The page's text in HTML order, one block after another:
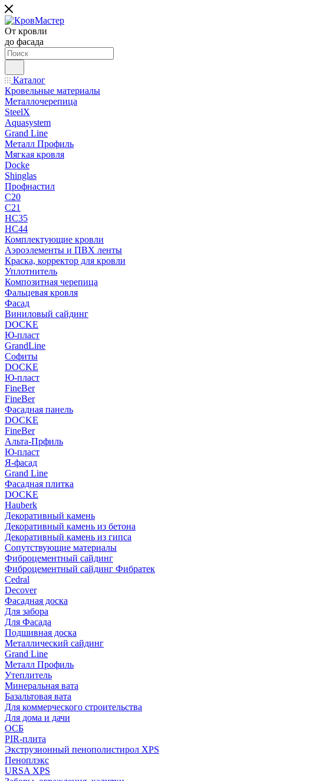
От кровли
до фасада
Каталог
Кровельные материалы
Металлочерепица
SteelX
Aquasystem
Grand Line
Металл Профиль
Мягкая кровля
Docke
Shinglas
Профнастил
C20
C21
НС35
НС44
Комплектующие кровли
Аэроэлементы и ПВХ ленты
Краска, корректор для кровли
Уплотнитель
Композитная черепица
Фальцевая кровля
Фасад
Виниловый сайдинг
DOCKE
Ю-пласт
GrandLine
Софиты
DOCKE
Ю-пласт
FineBer
FineBer
Фасадная панель
DOCKE
FineBer
Альта-Прфиль
Ю-пласт
Я-фасад
Grand Line
Фасадная плитка
DOCKE
Hauberk
Декоративный камень
Декоративный камень из бетона
Декоративный камень из гипса
Сопутствующие материалы
Фиброцементный сайдинг
Фиброцементный сайдинг Фибратек
Cedral
Decover
Фасадная доска
Для забора
Для Фасада
Подшивная доска
Металлический сайдинг
Grand Line
Металл Профиль
Утеплитель
Минеральная вата
Базальтовая вата
Для коммерческого строительства
Для дома и дачи
ОСБ
PIR-плита
Экструзионный пенополистирол XPS
Пеноплэкс
URSA XPS